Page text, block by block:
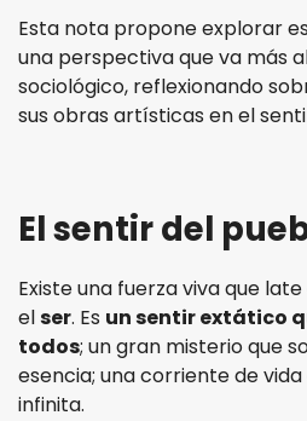
Esta nota propone explorar
una perspectiva que va más
sociológico, reflexionando
sus obras artísticas en el
El sentir del
Existe una fuerza viva que
elser. Es un sentir extático
todos; un gran misterio que
esencia; una corriente de
infinita.